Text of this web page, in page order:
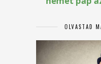
OLVASTAD